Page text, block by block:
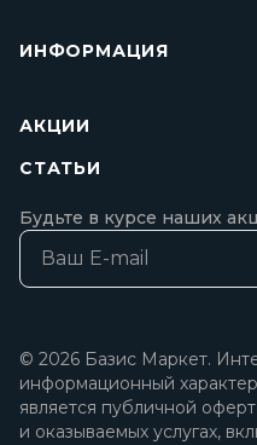
ИНФОРМАЦИЯ
АКЦИИ
СТАТЬИ
Будьте в курсе наших
© 2026 Базис Маркет.
информационный
является публичной
и оказываемых услугах,